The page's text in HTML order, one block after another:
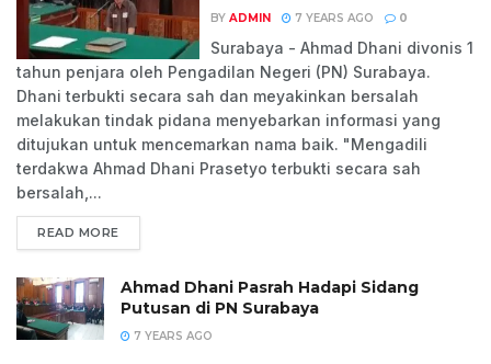
BY ADMIN 7 YEARS AGO 0
Surabaya - Ahmad Dhani divonis 1
tahun penjara oleh Pengadilan Negeri (PN) Surabaya.
Dhani terbukti secara sah dan meyakinkan bersalah
melakukan tindak pidana menyebarkan informasi yang
ditujukan untuk mencemarkan nama baik. "Mengadili
terdakwa Ahmad Dhani Prasetyo terbukti secara sah
bersalah,...
READ MORE
Ahmad Dhani Pasrah Hadapi Sidang
Putusan di PN Surabaya
7 YEARS AGO